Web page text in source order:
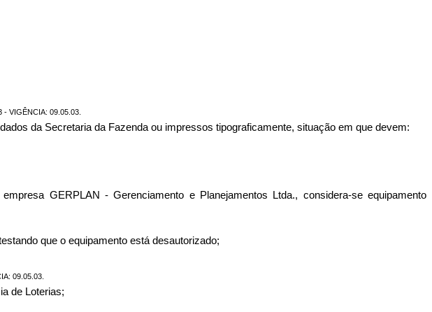
- VIGÊNCIA: 09.05.03.
da Secretaria da Fazenda ou impressos tipograficamente, situação em que devem:
GERPLAN - Gerenciamento e Planejamentos Ltda., considera-se equipamento
que o equipamento está desautorizado;
09.05.03.
de Loterias;